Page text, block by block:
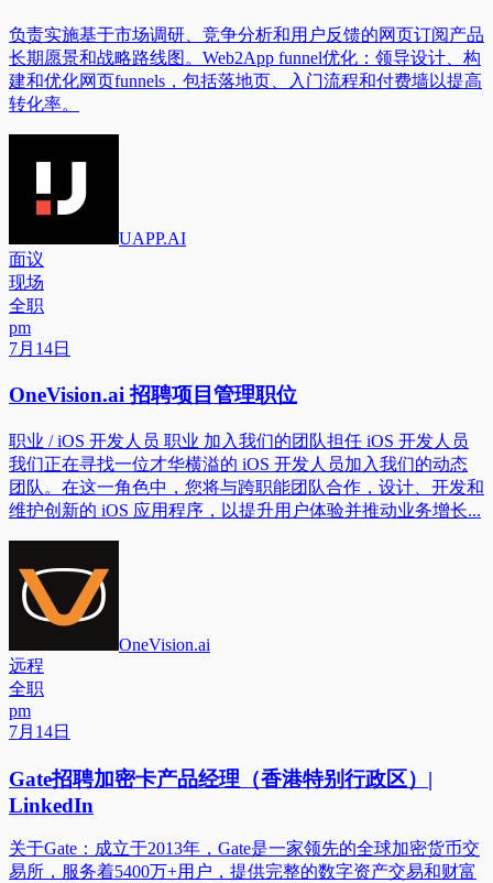
负责实施基于市场调研、竞争分析和用户反馈的网页订阅产品
长期愿景和战略路线图。Web2App funnel优化：领导设计、构
建和优化网页funnels，包括落地页、入门流程和付费墙以提高
转化率。
UAPP.AI
面议
现场
全职
pm
7月14日
OneVision.ai 招聘项目管理职位
职业 / iOS 开发人员 职业 加入我们的团队担任 iOS 开发人员
我们正在寻找一位才华横溢的 iOS 开发人员加入我们的动态
团队。在这一角色中，您将与跨职能团队合作，设计、开发和
维护创新的 iOS 应用程序，以提升用户体验并推动业务增长...
OneVision.ai
远程
全职
pm
7月14日
Gate招聘加密卡产品经理（香港特别行政区）|
LinkedIn
关于Gate：成立于2013年，Gate是一家领先的全球加密货币交
易所，服务着5400万+用户，提供完整的数字资产交易和财富